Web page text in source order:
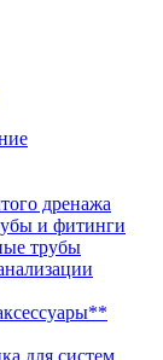
дренажа
и фитинги
трубы
для систем